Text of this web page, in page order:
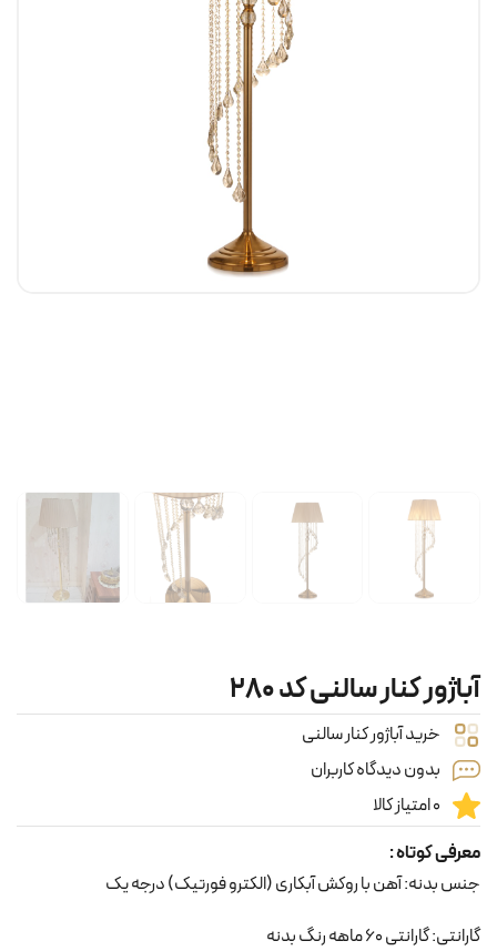
آباژور کنار سالنی کد ۲۸۰
خرید آباژور کنار سالنی
بدون دیدگاه کاربران
0 امتیاز کالا
معرفی کوتاه :
جنس بدنه: آهن با روکش آبکاری (الکترو فورتیک) درجه یک
گارانتی: گارانتی 60 ماهه رنگ بدنه